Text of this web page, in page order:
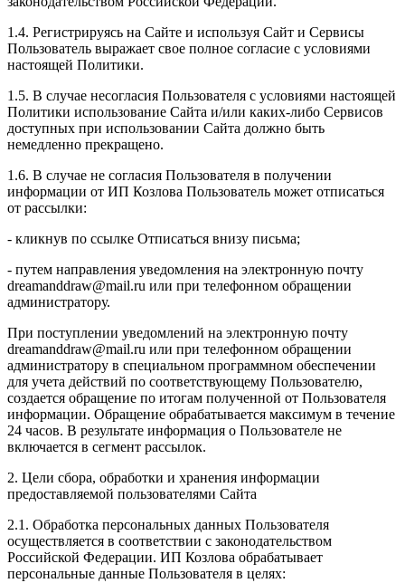
1.4. Регистрируясь на Сайте и используя Сайт и Сервисы
Пользователь выражает свое полное согласие с условиями
настоящей Политики.
1.5. В случае несогласия Пользователя с условиями настоящей
Политики использование Сайта и/или каких-либо Сервисов
доступных при использовании Сайта должно быть
немедленно прекращено.
1.6. В случае не согласия Пользователя в получении
информации от ИП Козлова Пользователь может отписаться
от рассылки:
- кликнув по ссылке Отписаться внизу письма;
- путем направления уведомления на электронную почту
dreamanddraw@mail.ru или при телефонном обращении
администратору.
При поступлении уведомлений на электронную почту
dreamanddraw@mail.ru или при телефонном обращении
администратору в специальном программном обеспечении
для учета действий по соответствующему Пользователю,
создается обращение по итогам полученной от Пользователя
информации. Обращение обрабатывается максимум в течение
24 часов. В результате информация о Пользователе не
включается в сегмент рассылок.
2. Цели сбора, обработки и хранения информации
предоставляемой пользователями Сайта
2.1. Обработка персональных данных Пользователя
осуществляется в соответствии с законодательством
Российской Федерации. ИП Козловa обрабатывает
персональные данные Пользователя в целях: